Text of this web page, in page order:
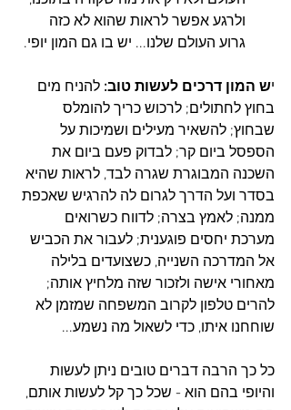
ולרגע אפשר לראות שהוא לא כזה
גרוע העולם שלנו... יש בו גם המון יופי.
יש המון דרכים לעשות טוב: להניח מים
בחוץ לחתולים; לרכוש כריך להומלס
שבחוץ; להשאיר מעילים ושמיכות על
הספסל ביום קר; לבדוק פעם ביום את
השכנה המבוגרת שגרה לבד, לראות שהיא
בסדר ועל הדרך לגרום לה להרגיש שאכפת
ממנה; לאמץ בצרה; לדווח כשרואים
מערכת יחסים פוגענית; לעבור את הכביש
אל המדרכה השנייה, כשצועדים בלילה
מאחורי אישה ולזכור שזה מלחיץ אותה;
להרים טלפון לקרוב המשפחה שמזמן לא
שוחחנו איתו, כדי לשאול מה נשמע...
כל כך הרבה דברים טובים ניתן לעשות
והיופי בהם הוא - שכל כך קל לעשות אותם,